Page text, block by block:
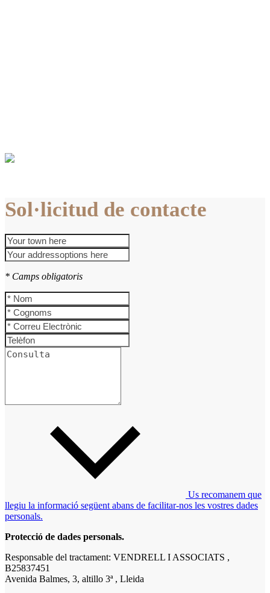
Sol·licitud de contacte
* Camps obligatoris
Us recomanem que
llegiu la informació següent abans de facilitar-nos les vostres dades
personals.
Protecció de dades personals.
Responsable del tractament: VENDRELL I ASSOCIATS ,
B25837451
Avenida Balmes, 3, altillo 3ª , Lleida